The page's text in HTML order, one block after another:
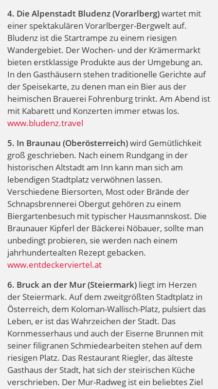
4. Die Alpenstadt Bludenz (Vorarlberg)wartet mit
einer spektakulären Vorarlberger-Bergwelt auf.
Bludenz ist die Startrampe zu einem riesigen
Wandergebiet. Der Wochen- und der Krämermarkt
bieten erstklassige Produkte aus der Umgebung an.
In den Gasthäusern stehen traditionelle Gerichte auf
der Speisekarte, zu denen man ein Bier aus der
heimischen Brauerei Fohrenburg trinkt. Am Abend ist
mit Kabarett und Konzerten immer etwas los.
www.bludenz.travel
5. In Braunau (Oberösterreich)wird Gemütlichkeit
groß geschrieben. Nach einem Rundgang in der
historischen Altstadt am Inn kann man sich am
lebendigen Stadtplatz verwöhnen lassen.
Verschiedene Biersorten, Most oder Brände der
Schnapsbrennerei Obergut gehören zu einem
Biergartenbesuch mit typischer Hausmannskost. Die
Braunauer Kipferl der Bäckerei Nöbauer, sollte man
unbedingt probieren, sie werden nach einem
jahrhundertealten Rezept gebacken.
www.entdeckerviertel.at
6. Bruck an der Mur (Steiermark) liegt im Herzen
der Steiermark. Auf dem zweitgrößten Stadtplatz in
Österreich, dem Koloman-Wallisch-Platz, pulsiert das
Leben, er ist das Wahrzeichen der Stadt. Das
Kornmesserhaus und auch der Eiserne Brunnen mit
seiner filigranen Schmiedearbeiten stehen auf dem
riesigen Platz. Das Restaurant Riegler, das älteste
Gasthaus der Stadt, hat sich der steirischen Küche
verschrieben. Der Mur-Radweg ist ein beliebtes Ziel